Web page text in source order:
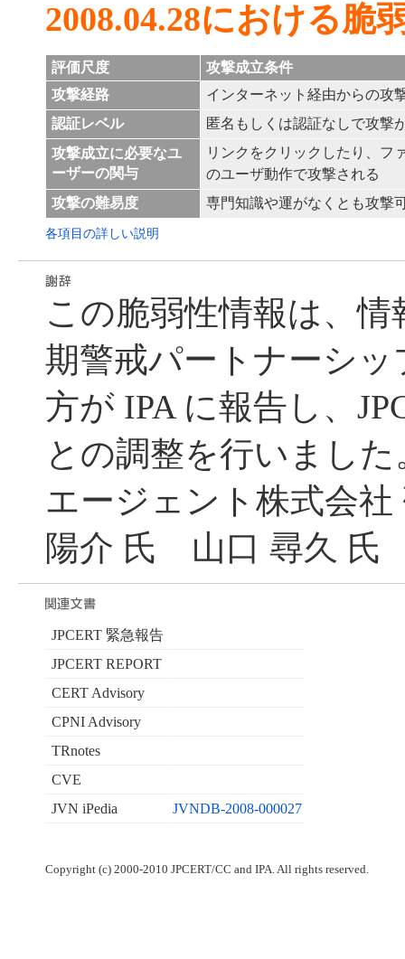
2008.04.28における脆
評価尺度
攻撃成立条件
攻撃経路
インターネット経由からの攻
認証レベル
匿名もしくは認証なしで攻撃
攻撃成立に必要なユ
ーザーの関与
リンクをクリックしたり、フ
のユーザ動作で攻撃される
攻撃の難易度
専門知識や運がなくとも攻撃
各項目の詳しい説明
この脆弱性情報は、
期警戒パートナーシ
方が IPA に報告し、
との調整を行いまし
エージェント株式会
陽介 氏 山口 尋久 氏
JPCERT 緊急報告
JPCERT REPORT
CERT Advisory
CPNI Advisory
TRnotes
CVE
JVN iPedia
JVNDB-2008-000027
Copyright (c) 2000-2010 JPCERT/CC and IPA. All rights reserved.